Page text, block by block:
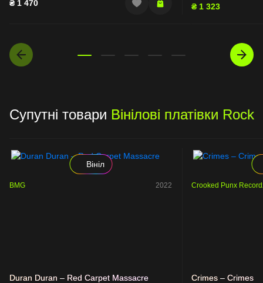
₴ 1 470 ₴ 1 323
Супутні товари Вінілові платівки Rock
Вініл
BMG 2022
Duran Duran – Red Carpet Massacre
Crooked Punx
Crimes – Crimes